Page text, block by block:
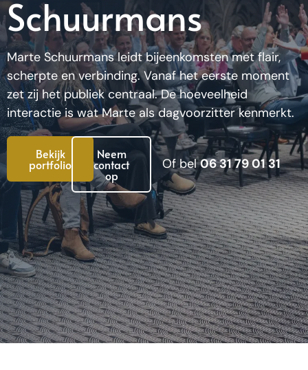
Schuurmans
Marte Schuurmans leidt bijeenkomsten met flair,
scherpte en verbinding. Vanaf het eerste moment
zet zij het publiek centraal. De hoeveelheid
interactie is wat Marte als dagvoorzitter kenmerkt.
Bekijk
portfolio
Neem
contact
op
Of bel06 31 79 01 31